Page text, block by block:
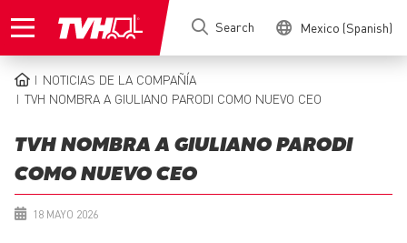
to
Search Mexico (Spanish)
BREADCRUMB
NOTICIAS DE LA COMPAÑÍA
TVH NOMBRA A GIULIANO PARODI COMO NUEVO CEO
TVH NOMBRA A GIULIANO PARODI
COMO NUEVO CEO
18 MAYO 2026